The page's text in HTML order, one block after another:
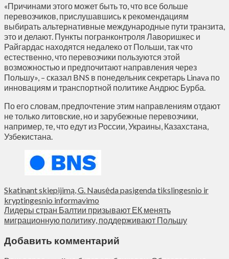
«Причинами этого может быть то, что все больше
перевозчиков, прислушавшись к рекомендациям
выбирать альтернативные международные пути транзита,
это и делают. Пункты погранконтроля Лаворишкес и
Райгардас находятся недалеко от Польши, так что
естественно, что перевозчики пользуются этой
возможностью и предпочитают направления через
Польшу», – сказал BNS в понедельник секретарь Linava по
инновациям и транспортной политике Андрюс Бурба.
По его словам, предпочтение этим направлениям отдают
не только литовские, но и зарубежные перевозчики,
например, те, что едут из России, Украины, Казахстана,
Узбекистана.
Skatinant skiepijimą, G. Nausėda pasigenda tikslingesnio ir
kryptingesnio informavimo
Лидеры стран Балтии призывают ЕК менять
миграционную политику, поддерживают Польшу
Добавить комментарий